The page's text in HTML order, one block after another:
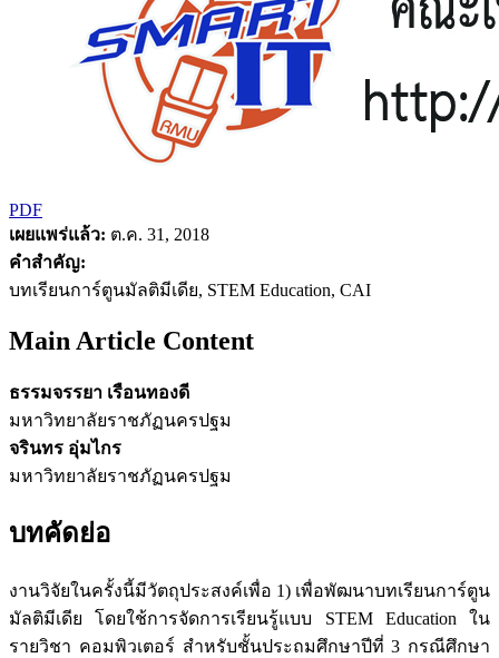
PDF
เผยแพร่แล้ว: ต.ค. 31, 2018
คำสำคัญ:
บทเรียนการ์ตูนมัลติมีเดีย, STEM Education, CAI
Main Article Content
ธรรมจรรยา เรือนทองดี
มหาวิทยาลัยราชภัฏนครปฐม
จรินทร อุ่มไกร
มหาวิทยาลัยราชภัฏนครปฐม
บทคัดย่อ
งานวิจัยในครั้งนี้มีวัตถุประสงค์เพื่อ 1) เพื่อพัฒนาบทเรียนการ์ตูน
มัลติมีเดีย โดยใช้การจัดการเรียนรู้แบบ STEM Education ใน
รายวิชา คอมพิวเตอร์ สำหรับชั้นประถมศึกษาปีที่ 3 กรณีศึกษา